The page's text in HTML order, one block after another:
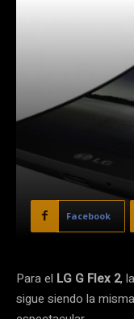
Facebook
Para el LG G Flex 2,
sigue siendo la